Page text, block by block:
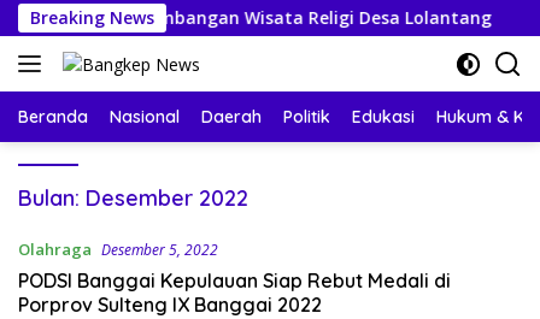
Langsung
ke
konten
Breaking News
Pengembangan Wisata Religi Desa Lolantang
Beranda Nasional Daerah Politik Edukasi Hukum &
Bulan: Desember 2022
Olahraga Desember 5, 2022
PODSI Banggai Kepulauan Siap Rebut Medali di
Porprov Sulteng IX Banggai 2022